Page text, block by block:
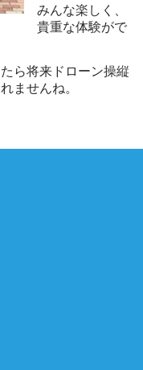
みんな楽しく、
貴重な体験がで
ら将来ドローン操縦
ませんね。